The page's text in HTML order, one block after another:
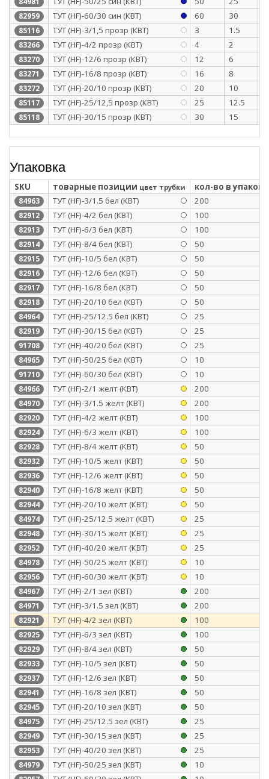
82959 ТУТ (HF)-60/30 син (КВТ) 60 30
85116 ТУТ (HF)-3/1,5 прозр (КВТ) 3 1.5
83266 ТУТ (HF)-4/2 прозр (КВТ) 4 2
83270 ТУТ (HF)-12/6 прозр (КВТ) 12 6
83271 ТУТ (HF)-16/8 прозр (КВТ) 16 8
83272 ТУТ (HF)-20/10 прозр (КВТ) 20 10
85117 ТУТ (HF)-25/12,5 прозр (КВТ) 25 12.5
85118 ТУТ (HF)-30/15 прозр (КВТ) 30 15
Упаковка
SKU товарные позиции цвет трубки кол-во в
84963 ТУТ (HF)-3/1.5 бел (КВТ) 200
82912 ТУТ (HF)-4/2 бел (КВТ) 100
82913 ТУТ (HF)-6/3 бел (КВТ) 100
82914 ТУТ (HF)-8/4 бел (КВТ) 50
82915 ТУТ (HF)-10/5 бел (КВТ) 50
82916 ТУТ (HF)-12/6 бел (КВТ) 50
82917 ТУТ (HF)-16/8 бел (КВТ) 50
82918 ТУТ (HF)-20/10 бел (КВТ) 50
84964 ТУТ (HF)-25/12.5 бел (КВТ) 25
82919 ТУТ (HF)-30/15 бел (КВТ) 25
91708 ТУТ (HF)-40/20 бел (КВТ) 25
84965 ТУТ (HF)-50/25 бел (КВТ) 10
91710 ТУТ (HF)-60/30 бел (КВТ) 10
84966 ТУТ (HF)-2/1 желт (КВТ) 200
84970 ТУТ (HF)-3/1.5 желт (КВТ) 200
82920 ТУТ (HF)-4/2 желт (КВТ) 100
82924 ТУТ (HF)-6/3 желт (КВТ) 100
82928 ТУТ (HF)-8/4 желт (КВТ) 50
82932 ТУТ (HF)-10/5 желт (КВТ) 50
82936 ТУТ (HF)-12/6 желт (КВТ) 50
82940 ТУТ (HF)-16/8 желт (КВТ) 50
82944 ТУТ (HF)-20/10 желт (КВТ) 50
84974 ТУТ (HF)-25/12.5 желт (КВТ) 25
82948 ТУТ (HF)-30/15 желт (КВТ) 25
82952 ТУТ (HF)-40/20 желт (КВТ) 25
84978 ТУТ (HF)-50/25 желт (КВТ) 10
82956 ТУТ (HF)-60/30 желт (КВТ) 10
84967 ТУТ (HF)-2/1 зел (КВТ) 200
84971 ТУТ (HF)-3/1.5 зел (КВТ) 200
82921 ТУТ (HF)-4/2 зел (КВТ) 100
82925 ТУТ (HF)-6/3 зел (КВТ) 100
82929 ТУТ (HF)-8/4 зел (КВТ) 50
82933 ТУТ (HF)-10/5 зел (КВТ) 50
82937 ТУТ (HF)-12/6 зел (КВТ) 50
82941 ТУТ (HF)-16/8 зел (КВТ) 50
82945 ТУТ (HF)-20/10 зел (КВТ) 50
84975 ТУТ (HF)-25/12.5 зел (КВТ) 25
82949 ТУТ (HF)-30/15 зел (КВТ) 25
82953 ТУТ (HF)-40/20 зел (КВТ) 25
84979 ТУТ (HF)-50/25 зел (КВТ) 10